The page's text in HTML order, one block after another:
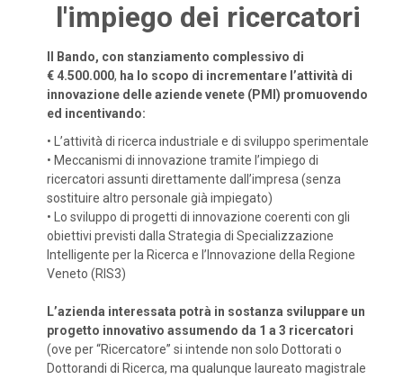
l'impiego dei ricercatori
Il Bando, con stanziamento complessivo di
€ 4.500.000, ha lo scopo di incrementare l’attività di
innovazione delle aziende venete (PMI) promuovendo
ed incentivando:
• L’attività di ricerca industriale e di sviluppo sperimentale
• Meccanismi di innovazione tramite l’impiego di
ricercatori assunti direttamente dall’impresa (senza
sostituire altro personale già impiegato)
• Lo sviluppo di progetti di innovazione coerenti con gli
obiettivi previsti dalla Strategia di Specializzazione
Intelligente per la Ricerca e l’Innovazione della Regione
Veneto (RIS3)
L’azienda interessata potrà in sostanza sviluppare un
progetto innovativo assumendo da 1 a 3 ricercatori
(ove per “Ricercatore” si intende non solo Dottorati o
Dottorandi di Ricerca, ma qualunque laureato magistrale